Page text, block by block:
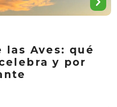
las Aves: qué
y por